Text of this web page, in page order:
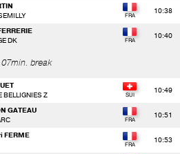
10:38
DK
10:40
07min. break
BELLIGNIES Z
10:49
GATEAU
10:51
FERME
10:53